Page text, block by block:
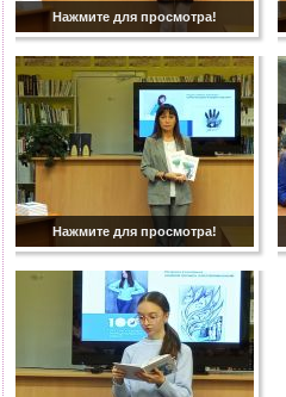
Нажмите для просмотра!
Нажмите для просмотра!